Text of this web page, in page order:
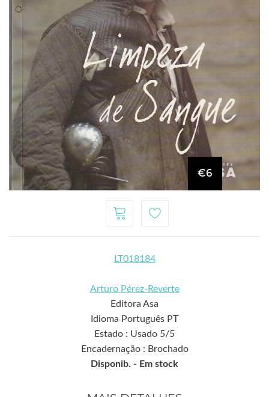
€6
LT018184
Arturo Pérez-Reverte
Editora Asa
Idioma Português PT
Estado : Usado 5/5
Encadernação : Brochado
Disponib. - Em stock